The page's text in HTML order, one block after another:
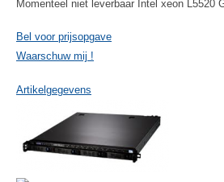
Momenteel niet leverbaar Intel xeon L5520
Bel voor prijsopgave
Waarschuw mij !
Artikelgegevens